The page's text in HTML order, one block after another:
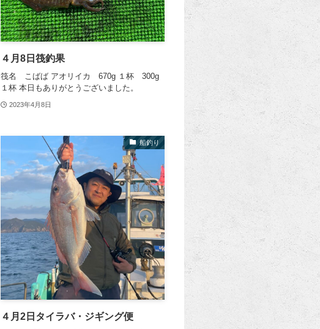
４月8日筏釣果
筏名 こばば アオリイカ 670g １杯 300g
１杯 本日もありがとうございました。
2023年4月8日
船釣り
４月2日タイラバ・ジギング便